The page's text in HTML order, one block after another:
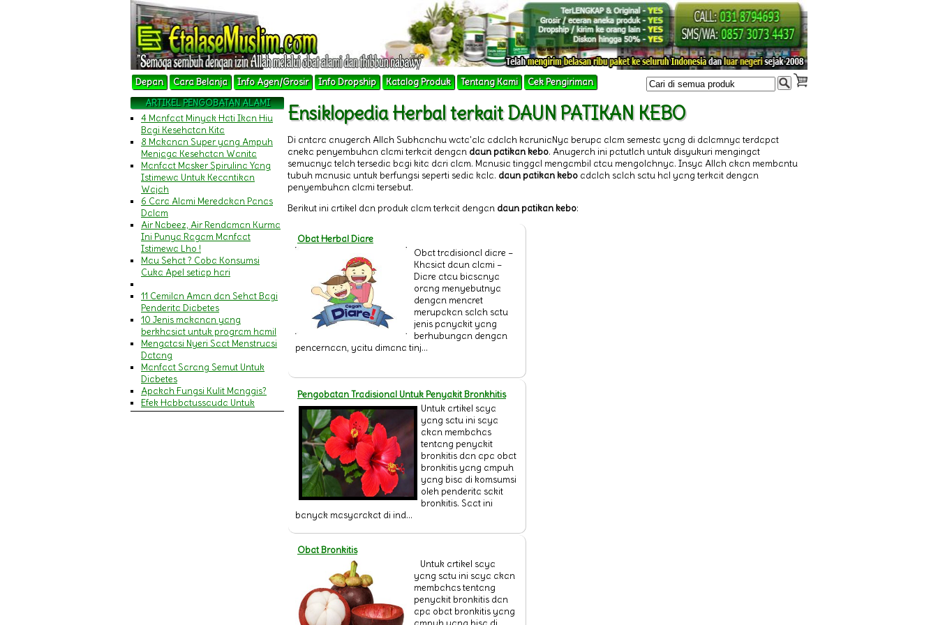
Depan Cara Belanja Info Agen/Grosir Info Dropship Katalog Produk Tentang Kami
Cek Pengiriman
ARTIKEL PENGOBATAN ALAMI
4 Manfaat Minyak Hati Ikan Hiu
Bagi Kesehatan Kita
8 Makanan Super yang Ampuh
Menjaga Kesehatan Wanita
Manfaat Masker Spirulina Yang
Istimewa Untuk Kecantikan
Wajah
6 Cara Alami Meredakan Panas
Dalam
Air Nabeez, Air Rendaman Kurma
Ini Punya Ragam Manfaat
Istimewa Lho !
Mau Sehat ? Coba Konsumsi
Cuka Apel setiap hari
11 Cemilan Aman dan Sehat Bagi
Penderita Diabetes
10 Jenis makanan yang
berkhasiat untuk program hamil
Mengatasi Nyeri Saat Menstruasi
Datang
Manfaat Sarang Semut Untuk
Diabetes
Apakah Fungsi Kulit Manggis?
Efek Habbatussauda Untuk
Amandel
Ensiklopedia Herbal terkait DAUN PATIKAN KEBO
Di antara anugerah Allah Subhanahu wata'ala adalah karuniaNya berupa alam semesta yang di dalamnya terdapat
aneka penyembuhan alami terkait dengan daun patikan kebo. Anugerah ini patutlah untuk disyukuri mengingat
semuanya telah tersedia bagi kita dari alam. Manusia tinggal mengambil atau mengolahnya. Insya Allah akan membantu
tubuh manusia untuk berfungsi seperti sedia kala. daun patikan kebo adalah salah satu hal yang terkait dengan
penyembuhan alami tersebut.
Berikut ini artikel dan produk alam terkait dengan daun patikan kebo:
Obat Herbal Diare
Obat tradisional diare –
Khasiat daun alami –
Diare atau biasanya
orang menyebutnya
dengan mencret
merupakan salah satu
jenis panyakit yang
berhubungan dengan
pencernaan, yaitu dimana tinj...
Pengobatan Tradisional Untuk Penyakit Bronkhitis
Untuk artikel saya
yang satu ini saya
akan membahas
tentang penyakit
bronkitis dan apa obat
bronkitis yang ampuh
yang bisa di komsumsi
oleh penderita sakit
bronkitis. Saat ini
banyak masyarakat di ind...
Obat Bronkitis
Untuk artikel saya
yang satu ini saya akan
membahas tentang
penyakit bronkitis dan
apa obat bronkitis yang